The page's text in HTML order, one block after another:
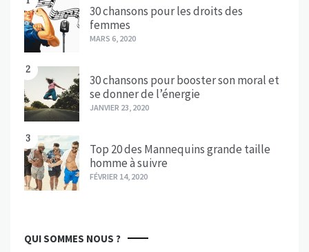
30 chansons pour les droits des
femmes
MARS 6, 2020
2
30 chansons pour booster son moral et
se donner de l’énergie
JANVIER 23, 2020
3
Top 20 des Mannequins grande taille
homme à suivre
FÉVRIER 14, 2020
QUI SOMMES NOUS ?